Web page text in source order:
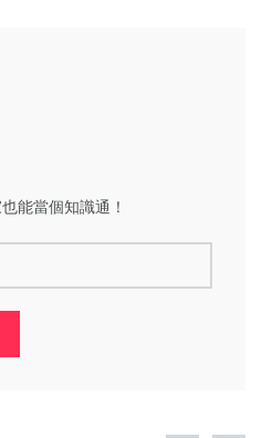
能當個知識通！